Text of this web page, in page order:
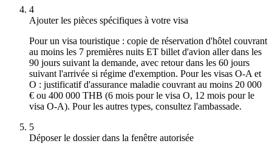
4
Ajouter les pièces spécifiques à votre visa
Pour un visa touristique : copie de réservation d'hôtel couvrant
au moins les 7 premières nuits ET billet d'avion aller dans les
90 jours suivant la demande, avec retour dans les 60 jours
suivant l'arrivée si régime d'exemption. Pour les visas O-A et
O : justificatif d'assurance maladie couvrant au moins 20 000
€ ou 400 000 THB (6 mois pour le visa O, 12 mois pour le
visa O-A). Pour les autres types, consultez l'ambassade.
5
Déposer le dossier dans la fenêtre autorisée